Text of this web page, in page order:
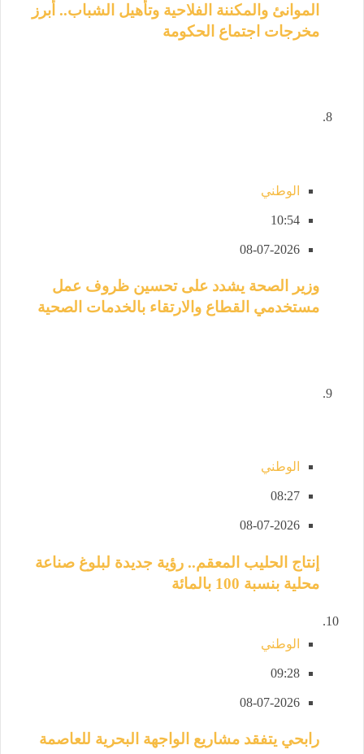
الموانئ والمكننة الفلاحية وتأهيل الشباب.. أبرز
مخرجات اجتماع الحكومة
الوطني
10:54
08-07-2026
وزير الصحة يشدد على تحسين ظروف عمل
مستخدمي القطاع والارتقاء بالخدمات الصحية
الوطني
08:27
08-07-2026
إنتاج الحليب المعقم.. رؤية جديدة لبلوغ صناعة
محلية بنسبة 100 بالمائة
الوطني
09:28
08-07-2026
رابحي يتفقد مشاريع الواجهة البحرية للعاصمة